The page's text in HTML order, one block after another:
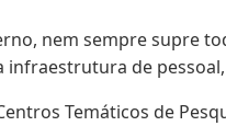
nem sempre supre
de
Temáticos de